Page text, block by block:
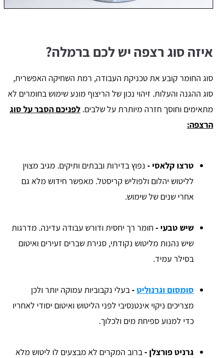
איזה סוג רצפה יש לכם ברמלה?
סוג החומר קובע את טכניקת העבודה, רמת השחיקה האפשרית,
סוג ההגנה והעלות. זיהוי נכון של הריצוף מונע שימוש בחומרים לא
מתאימים וחוסך חזרה מיותרת על שלבים. לפניכם הסבר על סוג
הרצפה:
טרצו קלאסי - נפוץ בדירות ובבתים ותיקים. מגיב מצוין
לליטוש יהלום ולפוליש קריסטל. מאפשר חידוש מלא גם
אחרי שנים של שימוש.
שיש טבעי - חומר רך יחסית ודורש עבודה עדינה. מדרגות
שיש נהנות מליטוש נקודתי, סגירת שברים זעירים ואיטום
בסילר עמיד.
סומסום וגרנוליט-בעלי נקבוביות עמוקה יותר ולכן
מצריכים ניקוי אינטנסיבי לפני הליטוש ואיטום יסודי לאחריו
כדי למנוע ספיחת מים ולכלוך.
גרניט פורצלן -ברוב המקרים לא מבצעים לו ליטוש מלא